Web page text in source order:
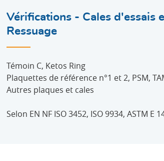
Vérifications - Cales d'essais
Ressuage
Témoin C, Ketos Ring
Plaquettes de référence n°1 et 2, PSM,
Autres plaques et cales
Selon EN NF ISO 3452, ISO 9934, ASTM E